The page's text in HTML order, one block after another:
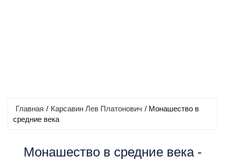
Главная / Карсавин Лев Платонович / Монашество в
средние века
Монашество в средние века -